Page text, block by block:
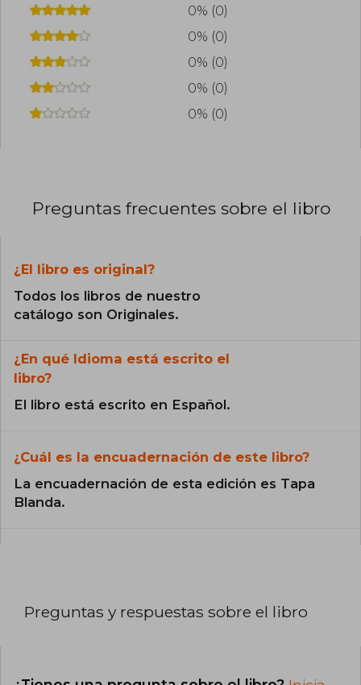
0% (0)
0% (0)
0% (0)
0% (0)
0% (0)
Preguntas frecuentes sobre el libro
¿El libro es original?
Todos los libros de nuestro
catálogo son Originales.
¿En qué Idioma está escrito el
libro?
El libro está escrito en Español.
¿Cuál es la encuadernación de este libro?
La encuadernación de esta edición es Tapa
Blanda.
Preguntas y respuestas sobre el libro